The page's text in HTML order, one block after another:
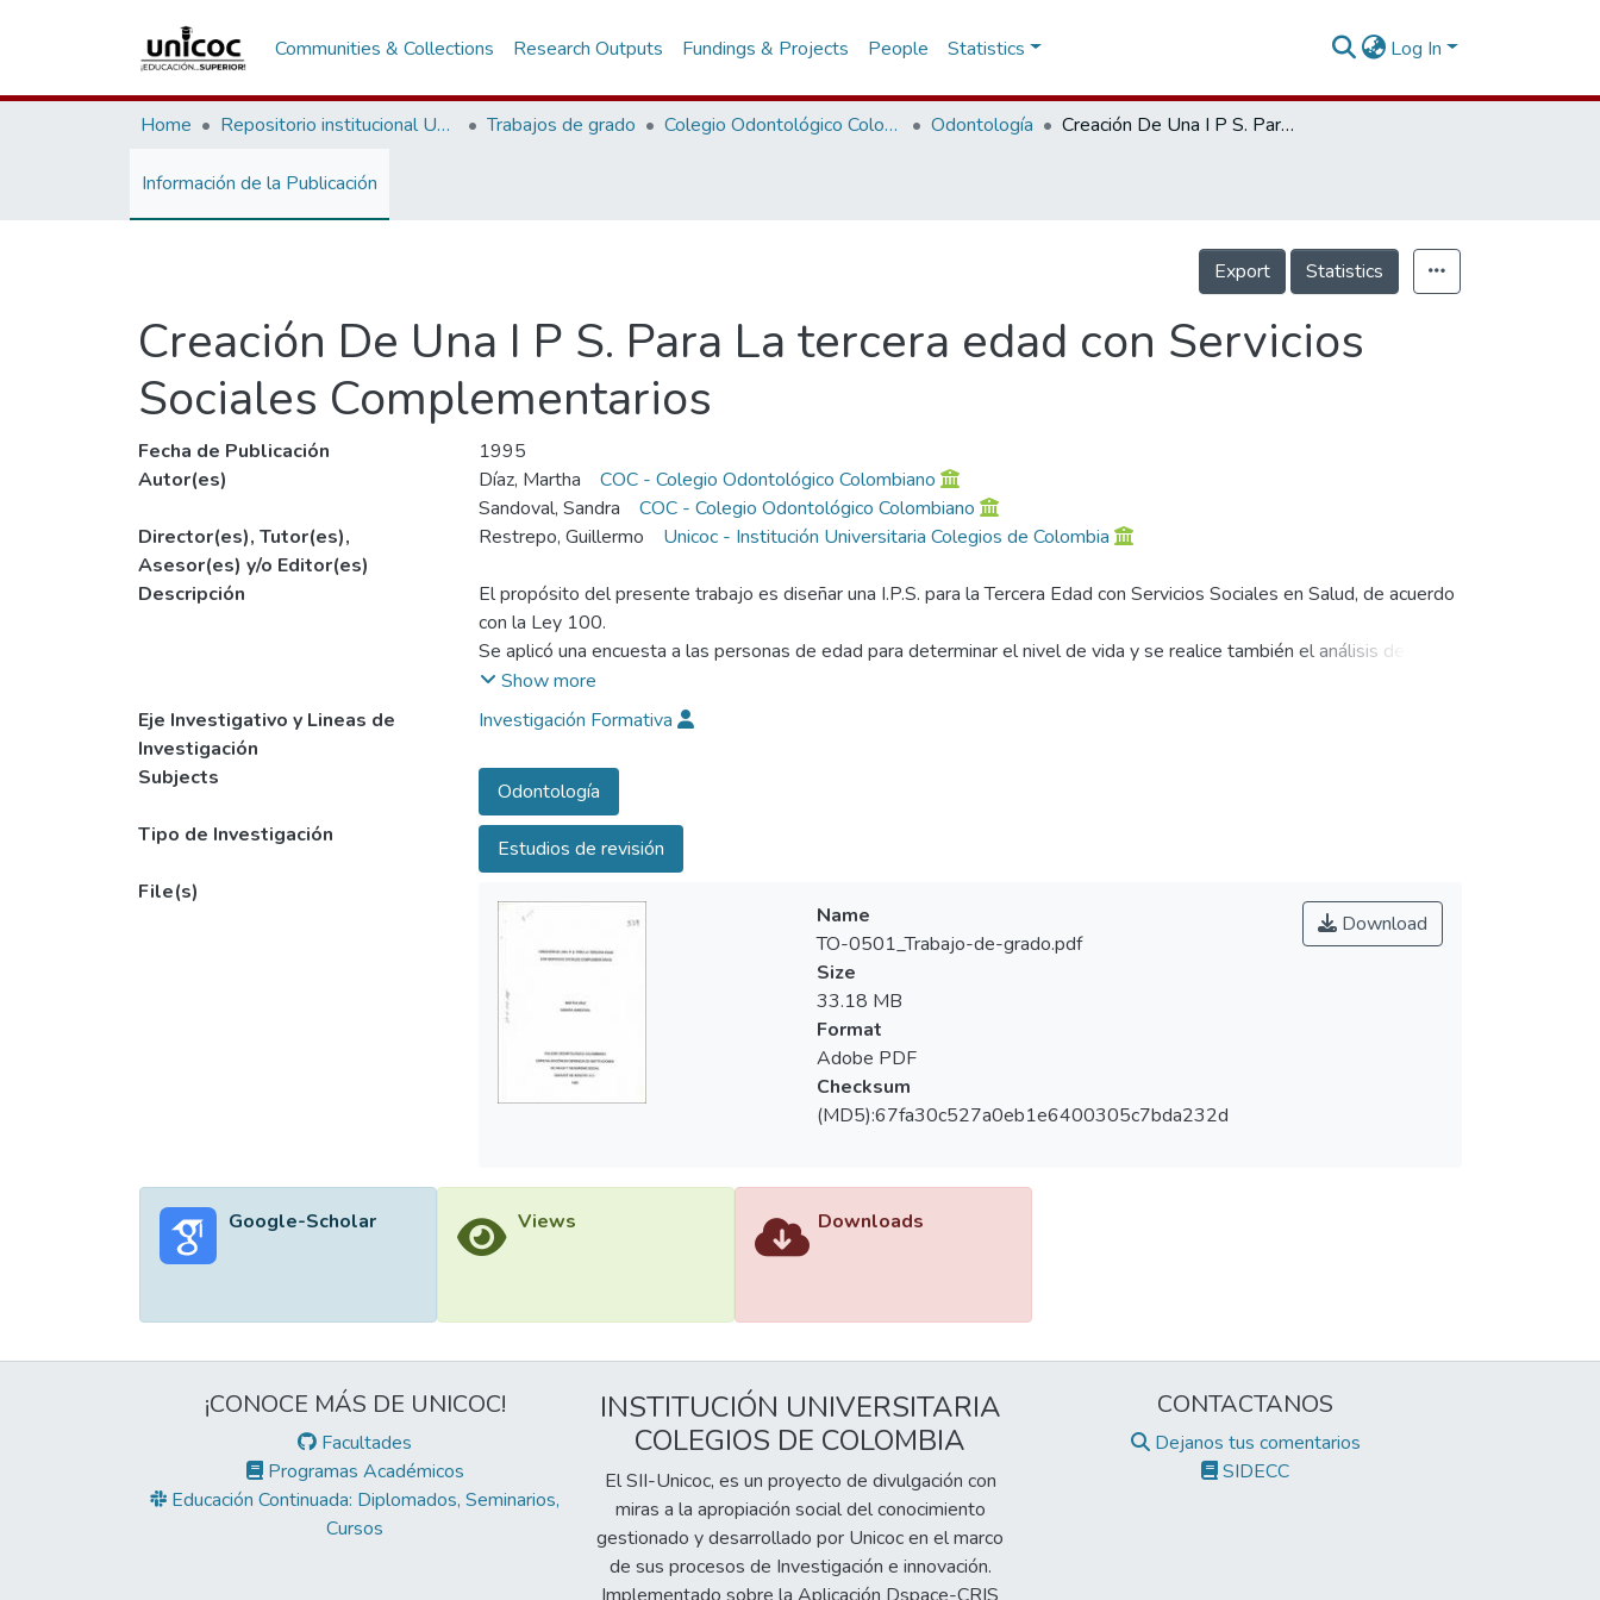
Communities & Collections Research Outputs Fundings & Projects People Statistics Log In
Home Repositorio institucional Unicoc, RI-unicoc Trabajos de grado Colegio Odontológico Colombiano Odontología Creación De Una I P S. Para La tercera edad con Servicios Sociales Complementarios
Información de la Publicación
Export Statistics
Creación De Una I P S. Para La tercera edad con Servicios
Sociales Complementarios
Fecha de Publicación
1995
Autor(es)
Díaz, Martha
COC - Colegio Odontológico Colombiano
Sandoval, Sandra
COC - Colegio Odontológico Colombiano
Director(es), Tutor(es),
Asesor(es) y/o Editor(es)
Restrepo, Guillermo Unicoc - Institución Universitaria Colegios de Colombia
Descripción
El propósito del presente trabajo es diseñar una I.P.S. para la Tercera Edad con Servicios Sociales en Salud, de acuerdo
con la Ley 100.
Se aplicó una encuesta a las personas de edad para determinar el nivel de vida y se realice también el análisis de las
Historias Clínicas de los pensionados
Show more
Eje Investigativo y Lineas de
Investigación
Investigación Formativa
Subjects
Odontología
Tipo de Investigación
Estudios de revisión
File(s)
Download
Name
TO-0501_Trabajo-de-grado.pdf
Size
33.18 MB
Format
Adobe PDF
Checksum
(MD5):67fa30c527a0eb1e6400305c7bda232d
Google-Scholar Views Downloads
¡CONOCE MÁS DE UNICOC!
Facultades
Programas Académicos
Educación Continuada: Diplomados, Seminarios,
Cursos
INSTITUCIÓN UNIVERSITARIA
COLEGIOS DE COLOMBIA
El SII-Unicoc, es un proyecto de divulgación con
miras a la apropiación social del conocimiento
gestionado y desarrollado por Unicoc en el marco
de sus procesos de Investigación e innovación.
CONTACTANOS
Dejanos tus comentarios
SIDECC